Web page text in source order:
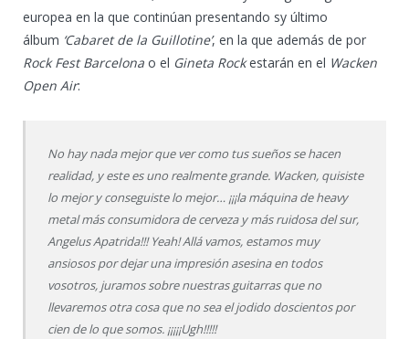
europea en la que continúan presentando sy último
álbum ‘Cabaret de la Guillotine’, en la que además de por
Rock Fest Barcelona o el Gineta Rockestarán en el Wacken
Open Air:
No hay nada mejor que ver como tus sueños se hacen
realidad, y este es uno realmente grande. Wacken, quisiste
lo mejor y conseguiste lo mejor… ¡¡¡la máquina de heavy
metal más consumidora de cerveza y más ruidosa del sur,
Angelus Apatrida!!! Yeah! Allá vamos, estamos muy
ansiosos por dejar una impresión asesina en todos
vosotros, juramos sobre nuestras guitarras que no
llevaremos otra cosa que no sea el jodido doscientos por
cien de lo que somos. ¡¡¡¡¡Ugh!!!!!